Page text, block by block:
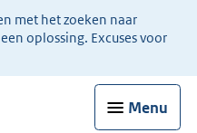
met het zoeken naar
oplossing. Excuses voor
Menu